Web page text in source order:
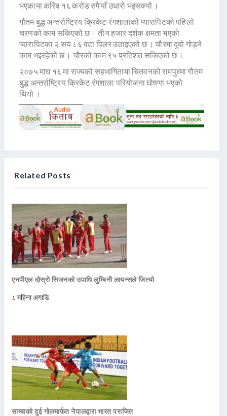
भएकामा करिब १६ करोड रुपैयाँ उधारो भइसक्यो ।
गौतम बुद्ध अन्तर्राष्ट्रिय क्रिकेट रंगशालाको प्यारापिटको पहिलो
चरणको काम सकिएको छ । तीन हजार दर्शक क्षमता भएको
प्यारापिटका २ सय ८६ वटा पिलर उठाइएको छ । चौरमा दुबो गोड्ने
काम भइरहेको छ । चौरको काम ९५ प्रतिशत सकिएको छ ।
२०७५ माघ १६ मा राज्यको सहभागितामा चितवनको रामपुरमा गौतम
बुद्ध अन्तर्राष्ट्रिय क्रिकेट रंगशाला परियोजना घोषणा भएको
थियो ।
Related Posts
एनपीएल दोस्रो सिजनको उपाधि लुम्बिनी लायन्सले जित्यो
८ महिना अगाडि
साम्बाको दुई गोलमार्फत नेपालद्वारा भारत पराजित